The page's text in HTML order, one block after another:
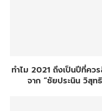
ทำไม 2021 ถึงเป็นปีที่คว
จาก “ชัยประนิน วิสุท